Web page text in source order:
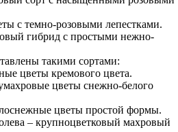
с темно-розовыми лепестками.
гибрид с простыми нежно-
такими сортами:
цветы кремового цвета.
цветы снежно-белого
цветы простой формы.
– крупноцветковый махровый